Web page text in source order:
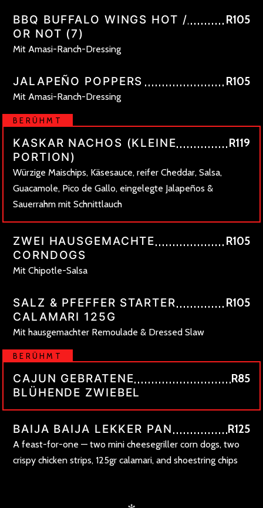
BBQ BUFFALO WINGS HOT /
OR NOT (7)
Mit Amasi-Ranch-Dressing
R105
JALAPEÑO POPPERS
Mit Amasi-Ranch-Dressing
R105
BERÜHMT
KASKAR NACHOS (KLEINE
PORTION)
Würzige Maischips, Käsesauce, reifer Cheddar, Salsa,
Guacamole, Pico de Gallo, eingelegte Jalapeños &
Sauerrahm mit Schnittlauch
R119
ZWEI HAUSGEMACHTE
CORNDOGS
Mit Chipotle-Salsa
R105
SALZ & PFEFFER STARTER
CALAMARI 125G
Mit hausgemachter Remoulade & Dressed Slaw
R105
BERÜHMT
CAJUN GEBRATENE
BLÜHENDE ZWIEBEL
R85
BAIJA BAIJA LEKKER PAN
A feast-for-one — two mini cheesegriller corn dogs, two
crispy chicken strips, 125gr calamari, and shoestring chips
R125